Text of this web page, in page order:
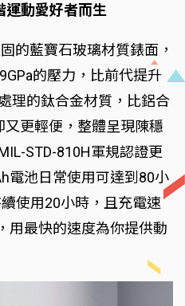
運動愛好者而生
的藍寶石玻璃材質錶面，
的壓力，比前代提升
理的鈦合金材質，比鋁合
更輕便，整體呈現陳穩
STD-810H軍規認證更
電池日常使用可達到80小
使用20小時，且充電速
用最快的速度為你提供動